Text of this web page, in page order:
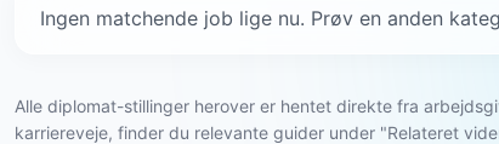
Ingen matchende job lige nu. Prøv en anden
Alle diplomat-stillinger herover er hentet direkte fra
karriereveje, finder du relevante guider under "Relateret